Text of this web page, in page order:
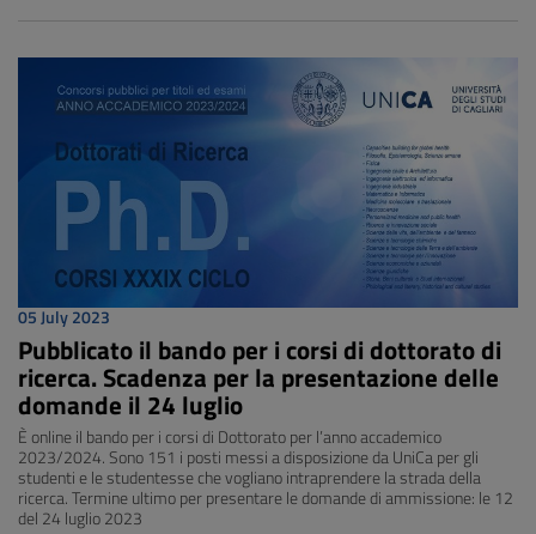
05 July 2023
Pubblicato il bando per i corsi di dottorato di
ricerca. Scadenza per la presentazione delle
domande il 24 luglio
È online il bando per i corsi di Dottorato per l’anno accademico
2023/2024. Sono 151 i posti messi a disposizione da UniCa per gli
studenti e le studentesse che vogliano intraprendere la strada della
ricerca. Termine ultimo per presentare le domande di ammissione: le 12
del 24 luglio 2023